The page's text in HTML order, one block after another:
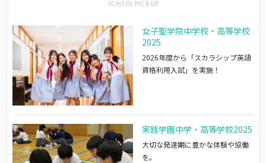
女子聖学院中学校・高等学校
2025
2026年度から「スカラシップ英語
資格利用入試」を実施！
実践学園中学・高等学校2025
大切な発達期に豊かな体験や協働
を。